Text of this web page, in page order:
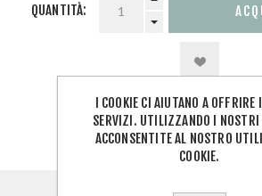
QUANTITÀ:
I COOKIE CI AIUTANO A OFFRIRE
SERVIZI. UTILIZZANDO I
ACCONSENTITE AL NOSTRO
COOKIE.